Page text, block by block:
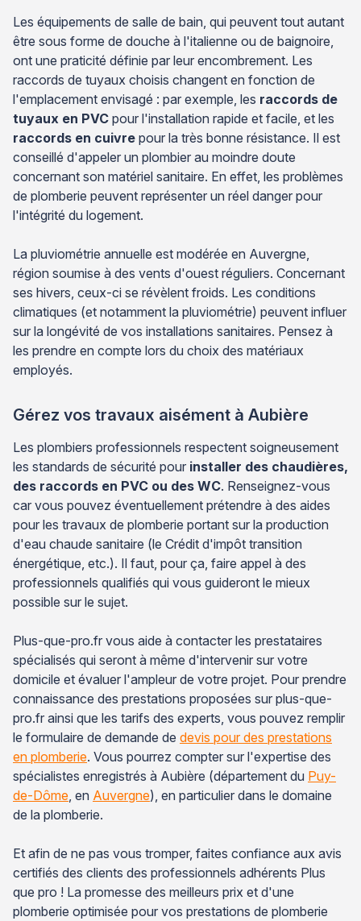
Les équipements de salle de bain, qui peuvent tout autant
être sous forme de douche à l'italienne ou de baignoire,
ont une praticité définie par leur encombrement. Les
raccords de tuyaux choisis changent en fonction de
l'emplacement envisagé : par exemple, les raccords de
tuyaux en PVC pour l'installation rapide et facile, et les
raccords en cuivre pour la très bonne résistance. Il est
conseillé d'appeler un plombier au moindre doute
concernant son matériel sanitaire. En effet, les problèmes
de plomberie peuvent représenter un réel danger pour
l'intégrité du logement.
La pluviométrie annuelle est modérée en Auvergne,
région soumise à des vents d'ouest réguliers. Concernant
ses hivers, ceux-ci se révèlent froids. Les conditions
climatiques (et notamment la pluviométrie) peuvent influer
sur la longévité de vos installations sanitaires. Pensez à
les prendre en compte lors du choix des matériaux
employés.
Gérez vos travaux aisément à Aubière
Les plombiers professionnels respectent soigneusement
les standards de sécurité pour installer des chaudières,
des raccords en PVC ou des WC. Renseignez-vous
car vous pouvez éventuellement prétendre à des aides
pour les travaux de plomberie portant sur la production
d'eau chaude sanitaire (le Crédit d'impôt transition
énergétique, etc.). Il faut, pour ça, faire appel à des
professionnels qualifiés qui vous guideront le mieux
possible sur le sujet.
Plus-que-pro.fr vous aide à contacter les prestataires
spécialisés qui seront à même d'intervenir sur votre
domicile et évaluer l'ampleur de votre projet. Pour prendre
connaissance des prestations proposées sur plus-que-
pro.fr ainsi que les tarifs des experts, vous pouvez remplir
le formulaire de demande de devis pour des prestations
en plomberie. Vous pourrez compter sur l'expertise des
spécialistes enregistrés à Aubière (département du Puy-
de-Dôme , en Auvergne), en particulier dans le domaine
de la plomberie.
Et afin de ne pas vous tromper, faites confiance aux avis
certifiés des clients des professionnels adhérents Plus
que pro ! La promesse des meilleurs prix et d'une
plomberie optimisée pour vos prestations de plomberie